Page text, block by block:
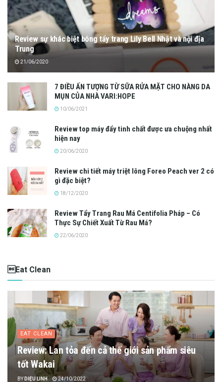
Review sự khác biệt bông tẩy trang Lily Bell Nhật và nội địa
Trung
21/06/2020
7 ĐIỀU ẤN TƯỢNG TỪ SỮA RỬA MẶT CHO NÀNG DA
MỤN CỦA NHÀ VARI:HOPE
10/06/2021
Review top máy đẩy tinh chất được ưa chuộng nhất
hiện nay
20/06/2020
Review chi tiết máy triệt lông Foreo Peach ver 2 có
gì đặc biệt?
18/12/2020
Review Tẩy Trang Rau Má Centifolia Pháp – Có
Thực Sự Chiết Xuất Từ Rau Má?
22/06/2020
Eat Clean
EAT CLEAN
Review: Lan tỏa đến cả thế giới sản phẩm siêu
tốt Wakai
BY DIỆU LINH 24/10/2022